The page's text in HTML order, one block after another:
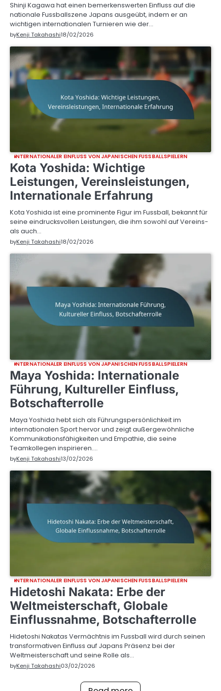
Shinji Kagawa hat einen bemerkenswerten Einfluss auf die
nationale Fussballszene Japans ausgeübt, indem er an
wichtigen internationalen Turnieren wie der…
byKenji Takahashi18/02/2026
INTERNATIONALER EINFLUSS VON JAPANISCHEN FUSSBALLSPIELERN
Kota Yoshida: Wichtige
Leistungen, Vereinsleistungen,
Internationale Erfahrung
Kota Yoshida ist eine prominente Figur im Fussball, bekannt für
seine eindrucksvollen Leistungen, die ihm sowohl auf Vereins-
als auch…
byKenji Takahashi18/02/2026
INTERNATIONALER EINFLUSS VON JAPANISCHEN FUSSBALLSPIELERN
Maya Yoshida: Internationale
Führung, Kultureller Einfluss,
Botschafterrolle
Maya Yoshida hebt sich als Führungspersönlichkeit im
internationalen Sport hervor und zeigt außergewöhnliche
Kommunikationsfähigkeiten und Empathie, die seine
Teamkollegen inspirieren.…
byKenji Takahashi13/02/2026
INTERNATIONALER EINFLUSS VON JAPANISCHEN FUSSBALLSPIELERN
Hidetoshi Nakata: Erbe der
Weltmeisterschaft, Globale
Einflussnahme, Botschafterrolle
Hidetoshi Nakatas Vermächtnis im Fussball wird durch seinen
transformativen Einfluss auf Japans Präsenz bei der
Weltmeisterschaft und seine Rolle als…
byKenji Takahashi03/02/2026